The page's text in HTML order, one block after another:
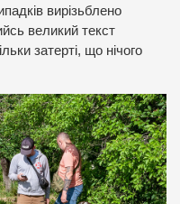
вирізьблено
великий текст
затерті, що нічого